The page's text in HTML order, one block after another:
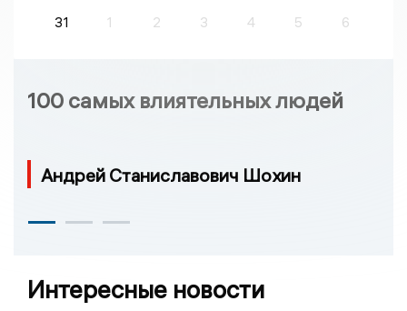
31
1 2 3 4 5 6
100 самых влиятельных людей
Андрей Станиславович Шохин
Интересные новости